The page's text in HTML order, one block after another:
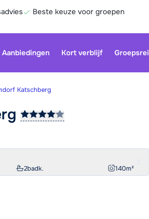
Beste keuze voor groepen
Aanbiedingen Kort verblijf
Katschberg
2badk. 140m²